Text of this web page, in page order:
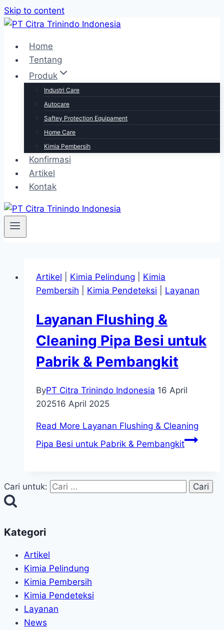
Skip to content
Home
Tentang
Produk
Industri Care
Autocare
Saftey Protection Equipament
Home Care
Kimia Pembersih
Konfirmasi
Artikel
Kontak
Artikel Kimia Pelindung
Kimia
Pembersih
Kimia Pendeteksi Layanan
Layanan Flushing &
Cleaning Pipa Besi untuk
Pabrik & Pembangkit
ByPT Citra Trinindo Indonesia 16 April
202516 April 2025
Read More Layanan Flushing & Cleaning
Pipa Besi untuk Pabrik & Pembangkit
Cari untuk:
Kategori
Artikel
Kimia Pelindung
Kimia Pembersih
Kimia Pendeteksi
Layanan
News